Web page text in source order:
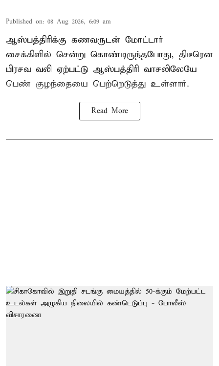
Published on: 08 Aug 2026, 6:09 am
ஆஸ்பத்திரிக்கு கணவருடன் மோட்டார்
சைக்கிளில் சென்று கொண்டிருந்தபோது, திடீரென
பிரசவ வலி ஏற்பட்டு ஆஸ்பத்திரி வாசலிலேயே
பெண் குழந்தையை பெற்றெடுத்து உள்ளார்.
Read More